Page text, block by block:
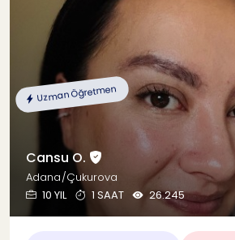
Uzman Öğretmen
Cansu O.
Adana/Çukurova
10 YIL
1 SAAT 26.245